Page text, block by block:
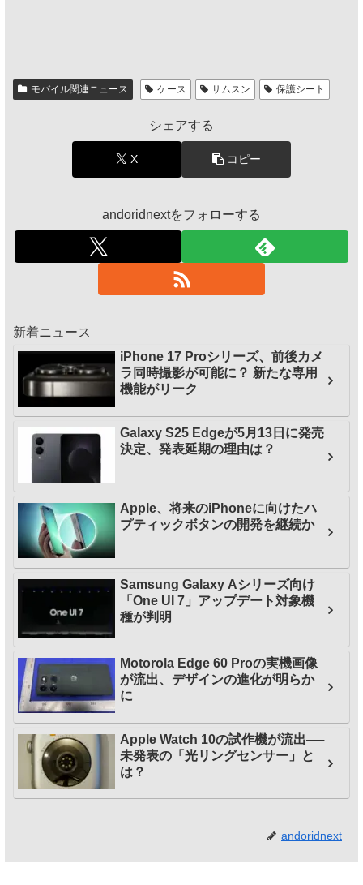
モバイル関連ニュース ケース サムスン 保護シート
シェアする
X コピー
andoridnextをフォローする
新着ニュース
iPhone 17 Proシリーズ、前後カメ
ラ同時撮影が可能に？ 新たな専用
機能がリーク
Galaxy S25 Edgeが5月13日に発売
決定、発表延期の理由は？
Apple、将来のiPhoneに向けたハ
プティックボタンの開発を継続か
Samsung Galaxy Aシリーズ向け
「One UI 7」アップデート対象機
種が判明
Motorola Edge 60 Proの実機画像
が流出、デザインの進化が明らか
に
Apple Watch 10の試作機が流出──
未発表の「光リングセンサー」と
は？
andoridnext